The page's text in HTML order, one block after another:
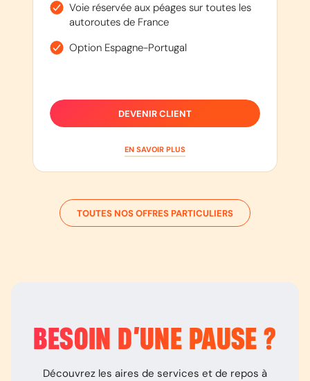
Voie réservée aux péages sur toutes les
autoroutes de France
Option Espagne-Portugal
DEVENIR CLIENT
EN SAVOIR PLUS
TOUTES NOS OFFRES PARTICULIERS
BESOIN D’UNE PAUSE ?
Découvrez les aires de services et de repos à